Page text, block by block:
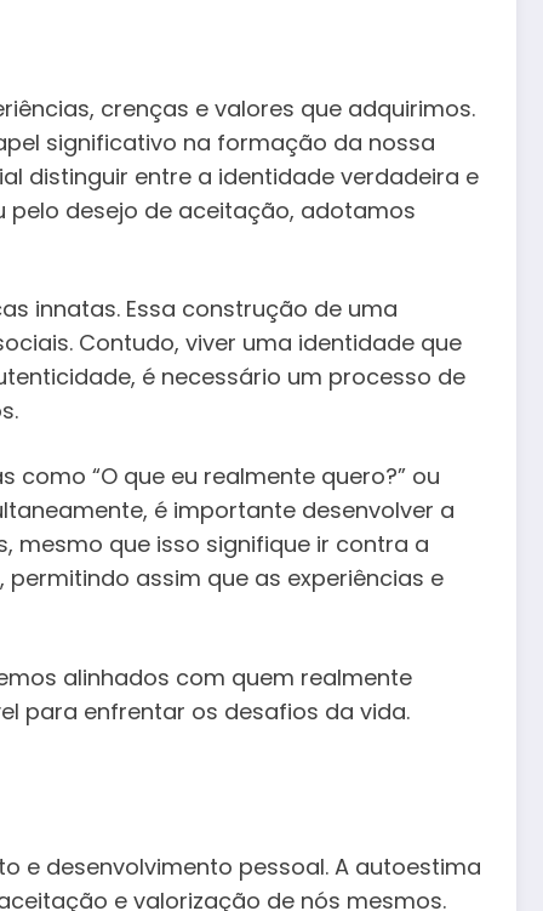
crenças e valores que adquirimos.
significativo na formação da nossa
distinguir entre a identidade verdadeira e
pelo desejo de aceitação, adotamos
innatas. Essa construção de uma
Contudo, viver uma identidade que
é necessário um processo de
“O que eu realmente quero?” ou
é importante desenvolver a
mesmo que isso signifique ir contra a
assim que as experiências e
alinhados com quem realmente
para enfrentar os desafios da vida.
e desenvolvimento pessoal. A autoestima
e valorização de nós mesmos.